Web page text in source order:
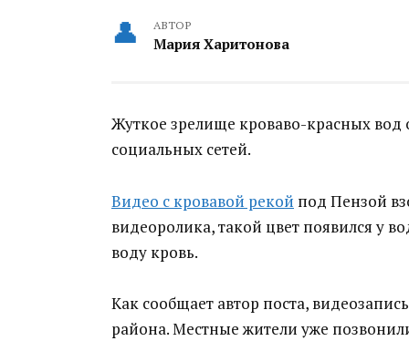
АВТОР
Мария Харитонова
Жуткое зрелище кроваво-красных
социальных сетей.
Видео с кровавой рекой под Пензой
видеоролика, такой цвет появился у
воду кровь.
Как сообщает автор поста,
района. Местные жители уже